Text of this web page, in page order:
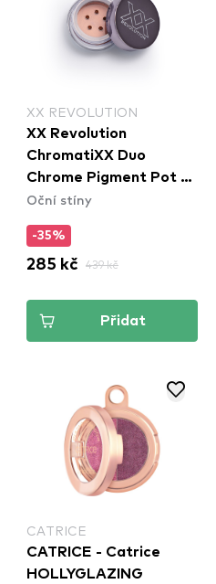
XX REVOLUTION
XX Revolution
ChromatiXX Duo
Chrome Pigment Pot -
Charge
Oční stíny
-35%
285 kč 439 kč
Přidat
CATRICE
CATRICE - Catrice
HOLLYGLAZING